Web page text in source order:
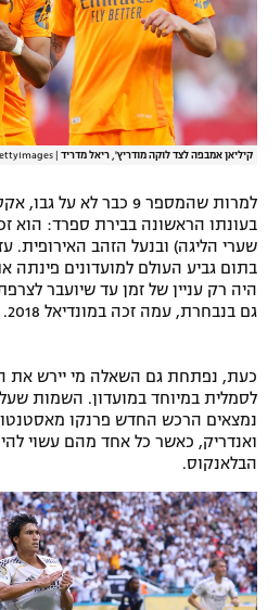
המגזין
קיליאן אמבפה לצד לוקה מודריץ', ריאל מדריד
למרות שהמספר 9 כבר לא
בעונתו הראשונה בבירת ספרד: הוא
שערי הליגה) ובנעל הזהב האירופית.
היה רק עניין של זמן עד שיועבר
גם בנבחרת, עמה זכה במונדיאל 2018.
לסמלית במיוחד במועדון. השמות
נמצאים הרכש החדש פרנקו
ואנדריק, כאשר כל אחד מהם עשוי
הבלאנקוס.